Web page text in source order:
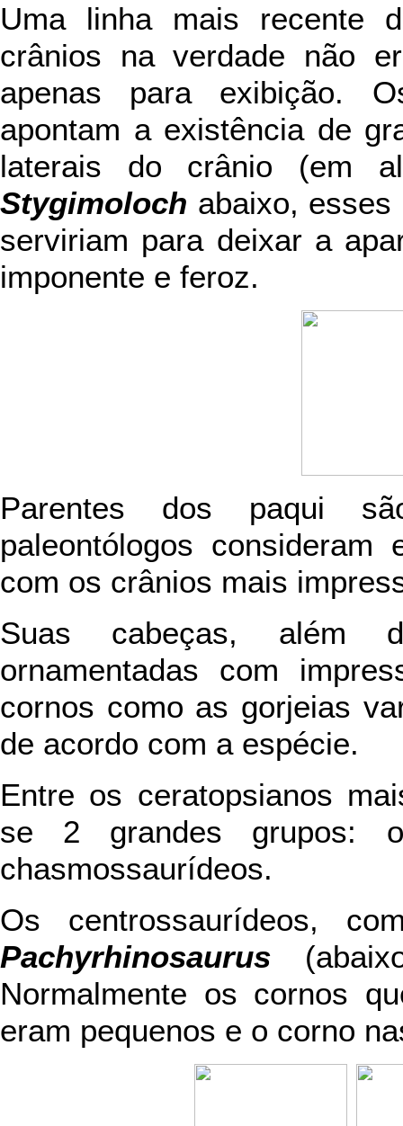
Uma linha mais recente
crânios na verdade não
apenas para exibição.
apontam a existência de
laterais do crânio (em
Stygimoloch abaixo,
serviriam para deixar a
imponente e feroz.
Parentes dos paqui
paleontólogos
com os crânios mais
Suas cabeças, além
ornamentadas com
cornos como as gorjeias
de acordo com a espécie.
Entre os ceratopsianos
se 2 grandes grupos:
chasmossaurídeos.
Os centrossaurídeos,
Pachyrhinosaurus
Normalmente os cornos
eram pequenos e o corno